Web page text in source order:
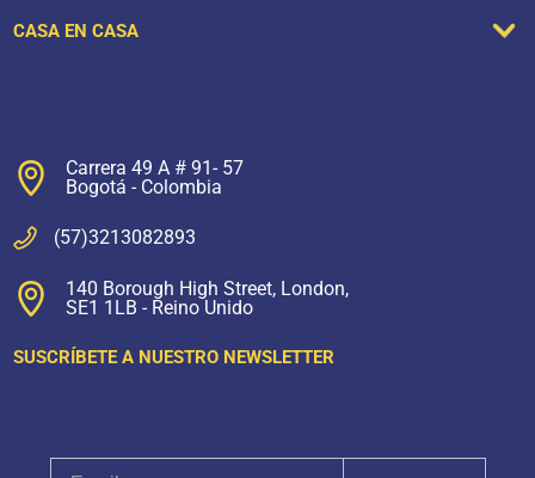
CASA EN CASA
Carrera 49 A # 91- 57
Bogotá - Colombia
(57)3213082893
140 Borough High Street, London,
SE1 1LB - Reino Unido
SUSCRÍBETE A NUESTRO NEWSLETTER